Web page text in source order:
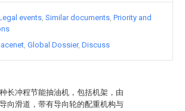
长冲程节能抽油机，包括机架，由
向滑道，带有导向轮的配重机构与
events Similar documents Priority and
Global Dossier Discuss